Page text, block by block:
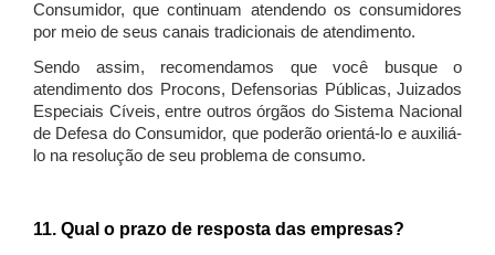
Consumidor, que continuam atendendo os consumidores
por meio de seus canais tradicionais de atendimento.
Sendo assim, recomendamos que você busque o
atendimento dos Procons, Defensorias Públicas, Juizados
Especiais Cíveis, entre outros órgãos do Sistema Nacional
de Defesa do Consumidor, que poderão orientá-lo e auxiliá-
lo na resolução de seu problema de consumo.
11. Qual o prazo de resposta das empresas?